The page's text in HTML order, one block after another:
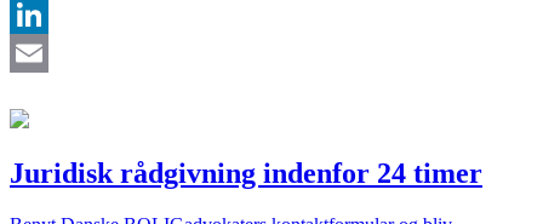
Facebook
LinkedIn
Juridisk rådgivning indenfor 24 timer